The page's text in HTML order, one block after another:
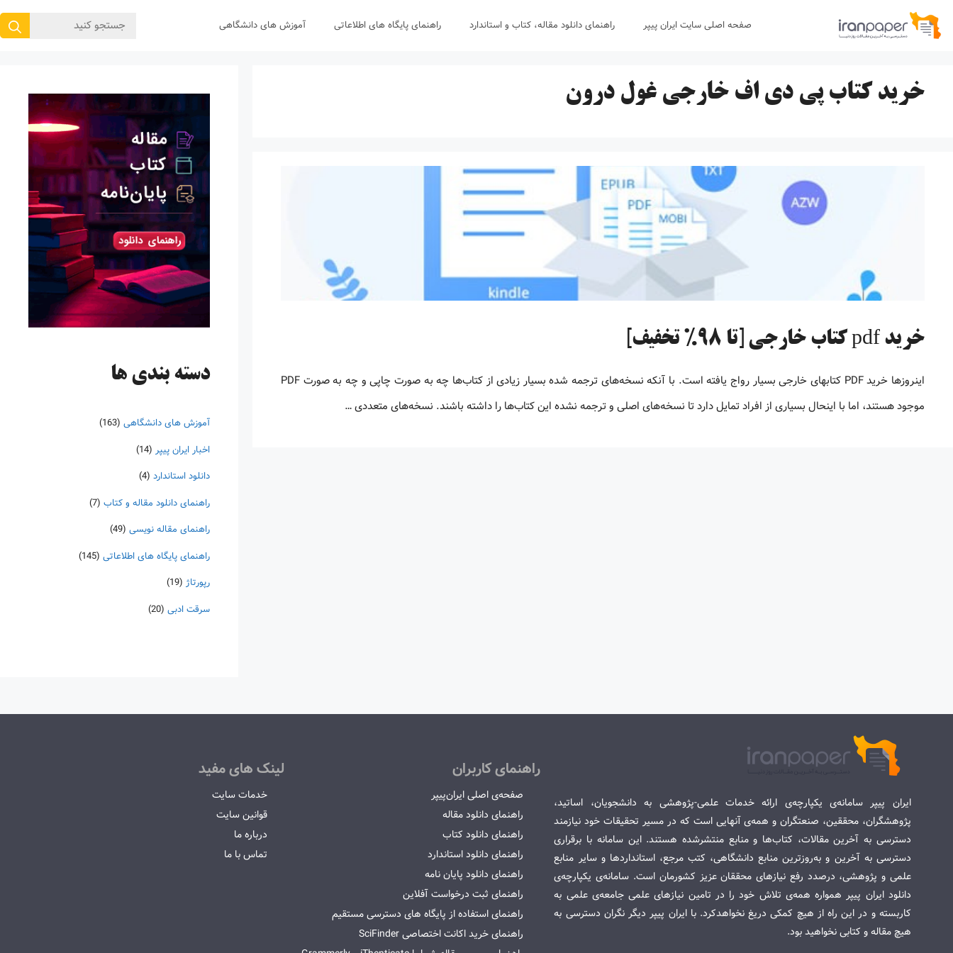
پرش
صفحه اصلی سایت ایران پیپر راهنمای دانلود مقاله، کتاب و استاندارد راهنمای پایگاه های اطلاعاتی آموزش های دانشگاهی
جستجوی
خرید کتاب پی دی اف خارجی غول درون
خرید pdf کتاب خارجی [تا 98% تخفیف]
اینروزها خرید PDF کتاب‎های خارجی بسیار رواج یافته است. با آنکه نسخه‌های ترجمه شده بسیار زیادی از کتاب‌ها چه به صورت چاپی و چه به صورت PDF
موجود هستند، اما با اینحال بسیاری از افراد تمایل دارد تا نسخه‌های اصلی و ترجمه نشده این کتاب‌ها را داشته باشند. نسخه‌های متعددی …
دسته‌ بندی ها
آموزش های دانشگاهی (163)
اخبار ایران پیپر (14)
دانلود استاندارد (4)
راهنمای دانلود مقاله و کتاب (7)
راهنمای مقاله نویسی (49)
راهنمای پایگاه های اطلاعاتی (145)
رپورتاژ (19)
سرقت ادبی (20)
ایران پیپر سامانه‌ی یکپارچه‌ی ارائه خدمات علمی-پژوهشی به دانشجویان، اساتید،
پژوهشگران، محققین، صنعتگران و همه‌ی آنهایی است که در مسیر تحقیقات خود نیازمند
دسترسی به آخرین مقالات، کتاب‌ها و منابع منتشرشده هستند. این سامانه با برقراری
دسترسی به آخرین و به‌روزترین منابع دانشگاهی، کتب مرجع، استانداردها و سایر منابع
علمی و پژوهشی، درصدد رفع نیازهای محققان عزیز کشورمان است. سامانه‌ی یکپارچه‌ی
دانلود ایران پیپر همواره همه‌ی تلاش خود را در تامین نیازهای علمی جامعه‌ی علمی به
کاربسته و در این راه از هیچ کمکی دریغ نخواهدکرد. با ایران پیپر دیگر نگران دسترسی به
هیچ مقاله و کتابی نخواهید بود.
راهنمای کاربران
صفحه‌ی اصلی ایران‌پیپر
راهنمای دانلود مقاله
راهنمای دانلود کتاب
راهنمای دانلود استاندارد
راهنمای دانلود پایان نامه
راهنمای ثبت درخواست آفلاین
راهنمای استفاده از پایگاه های دسترسی مستقیم
راهنمای خرید اکانت اختصاصی SciFinder
لینک های مفید
خدمات سایت
قوانین سایت
درباره ما
تماس با ما